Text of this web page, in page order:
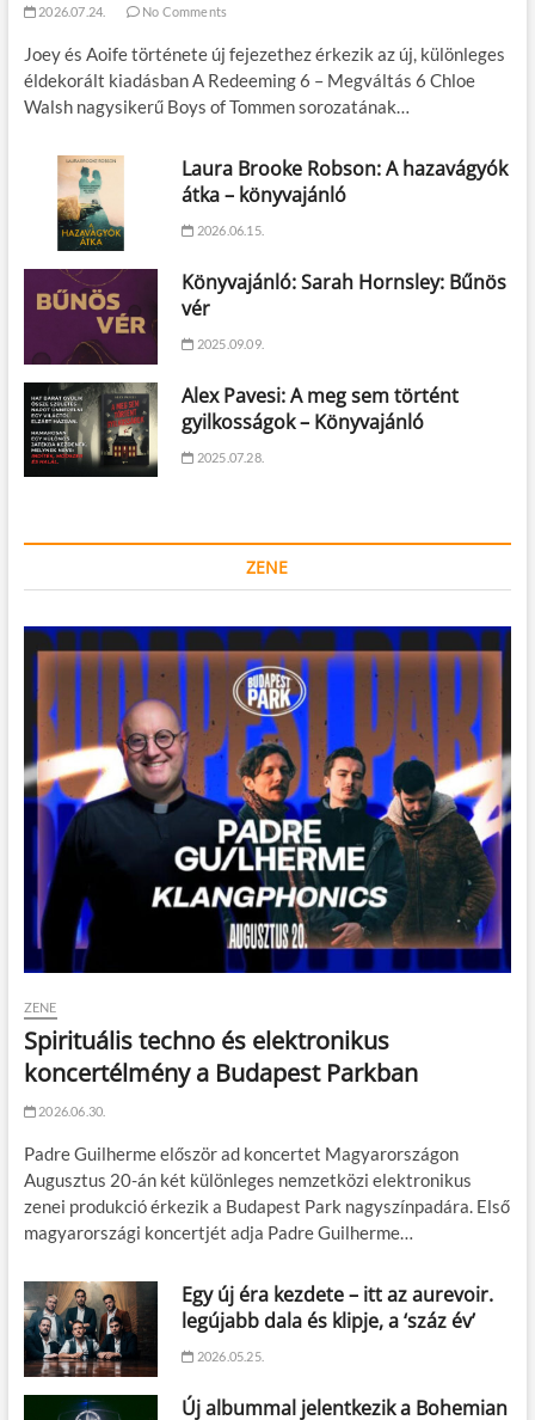
2026.07.24. No Comments
Joey és Aoife története új fejezethez érkezik az új, különleges
éldekorált kiadásban A Redeeming 6 – Megváltás 6 Chloe
Walsh nagysikerű Boys of Tommen sorozatának…
Laura Brooke Robson: A hazavágyók
átka – könyvajánló
2026.06.15.
Könyvajánló: Sarah Hornsley: Bűnös
vér
2025.09.09.
Alex Pavesi: A meg sem történt
gyilkosságok – Könyvajánló
2025.07.28.
ZENE
ZENE
Spirituális techno és elektronikus
koncertélmény a Budapest Parkban
2026.06.30.
Padre Guilherme először ad koncertet Magyarországon
Augusztus 20-án két különleges nemzetközi elektronikus
zenei produkció érkezik a Budapest Park nagyszínpadára. Első
magyarországi koncertjét adja Padre Guilherme…
Egy új éra kezdete – itt az aurevoir.
legújabb dala és klipje, a ‘száz év’
2026.05.25.
Új albummal jelentkezik a Bohemian